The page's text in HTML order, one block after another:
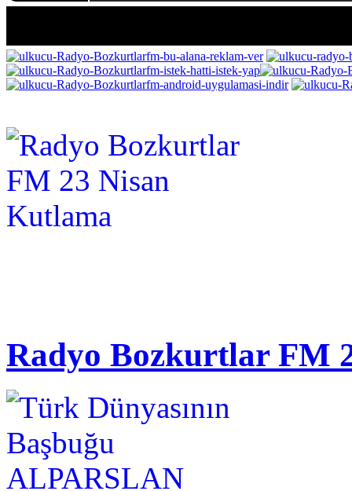
Radyo Bozkurtlar FM